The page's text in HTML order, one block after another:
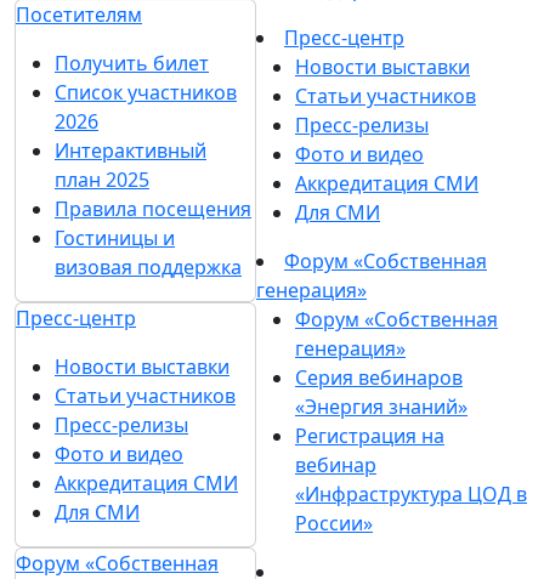
Посетителям
Получить билет
Список участников
2026
Интерактивный
план 2025
Правила посещения
Гостиницы и
визовая поддержка
Пресс-центр
Новости выставки
Статьи участников
Пресс-релизы
Фото и видео
Аккредитация СМИ
Для СМИ
Форум «Собственная
Пресс-центр
Новости выставки
Статьи участников
Пресс-релизы
Фото и видео
Аккредитация СМИ
Для СМИ
Форум «Собственная
генерация»
Форум «Собственная
генерация»
Серия вебинаров
«Энергия знаний»
Регистрация на
вебинар
«Инфраструктура ЦОД в
России»